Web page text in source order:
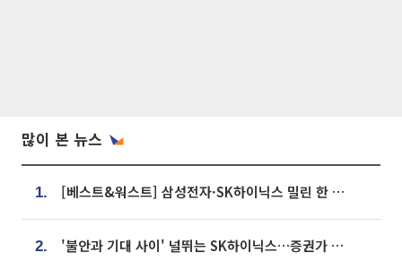
많이 본 뉴스
1. [베스트&워스트] 삼성전자·SK하이닉스 밀린 한 주…상상인증권은 85% 급등
2. '불안과 기대 사이' 널뛰는 SK하이닉스…증권가 "HBM4·LTA 기반 펀터멘털 견고"